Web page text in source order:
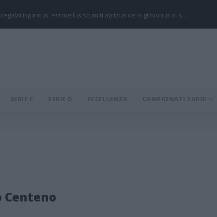
regalai ispantus: est mellus scumiti apitzus de is giòvunus o is…
SERIE C SERIE D ECCELLENZA CAMPIONATI SARDI
Centeno